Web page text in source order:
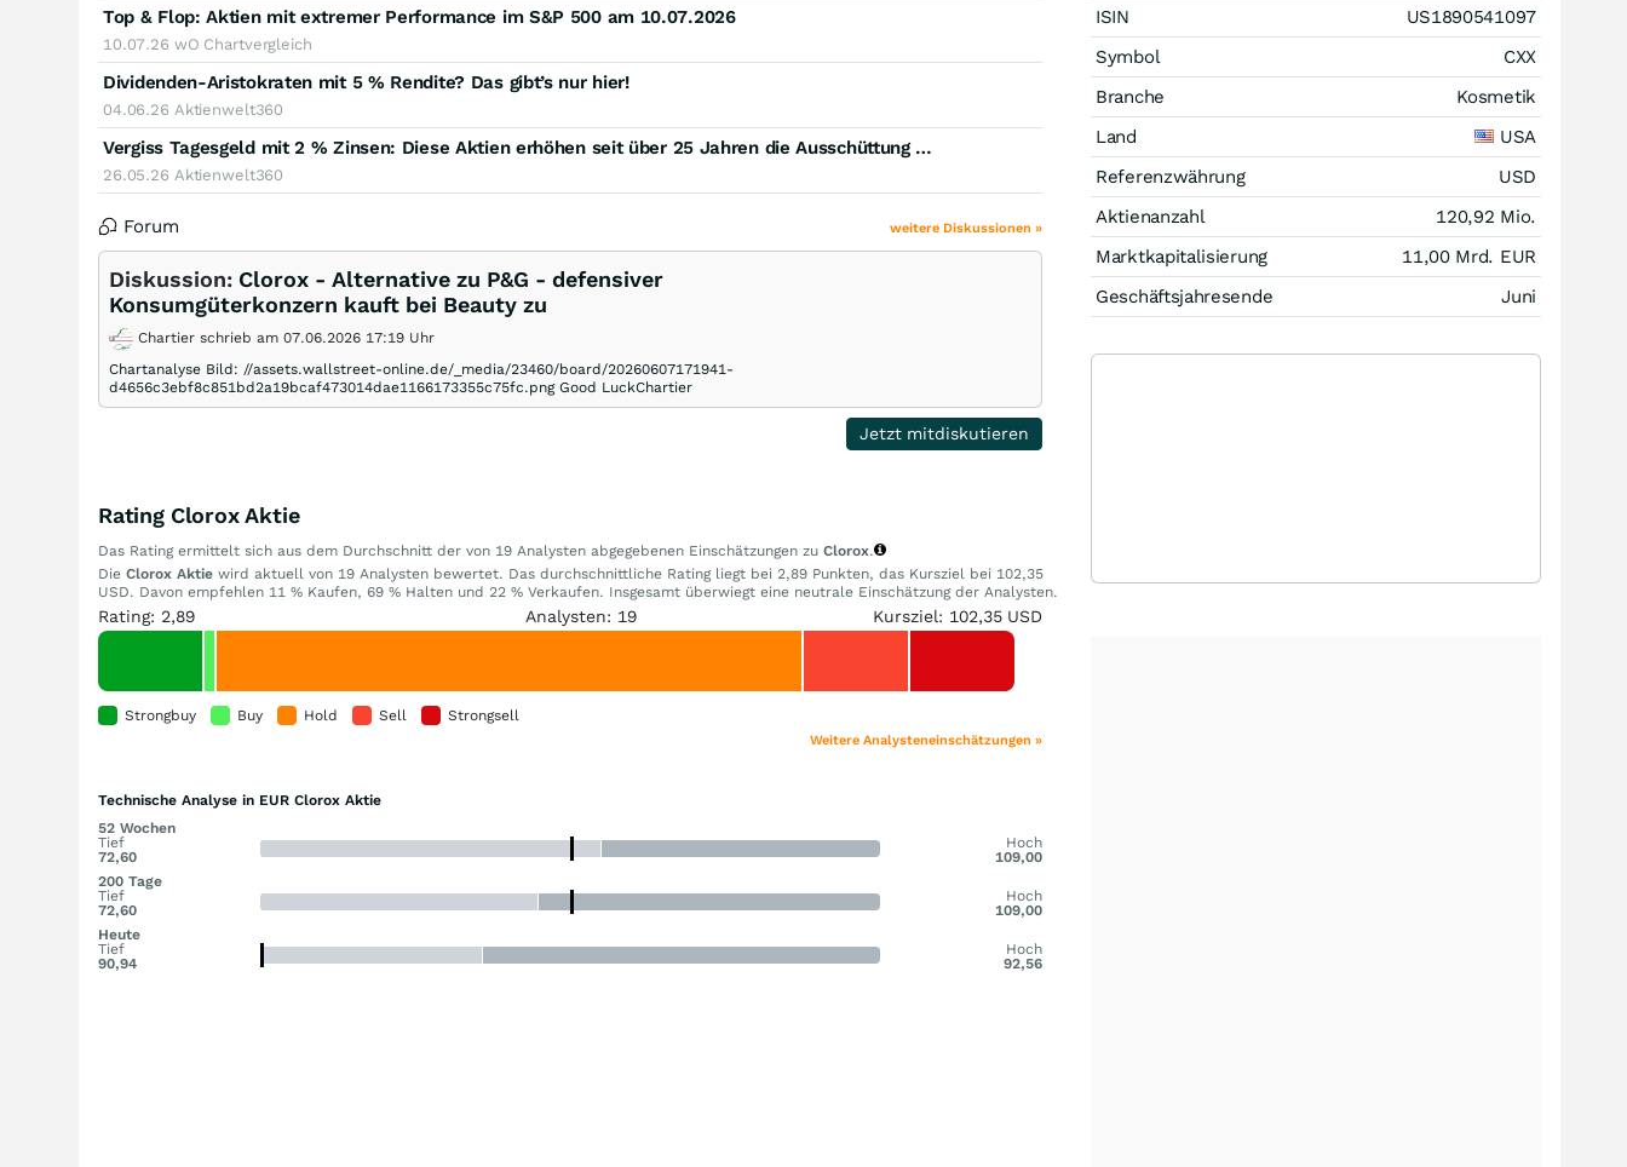
Top & Flop: Aktien mit extremer Performance im S&P 500 am 10.07.2026
10.07.26 wO Chartvergleich
Dividenden-Aristokraten mit 5 % Rendite? Das gibt’s nur hier!
04.06.26 Aktienwelt360
Vergiss Tagesgeld mit 2 % Zinsen: Diese Aktien erhöhen seit über 25 Jahren die Ausschüttung und bieten mehr als 4 %!
26.05.26 Aktienwelt360
Forum weitere Diskussionen »
Diskussion: Clorox - Alternative zu P&G - defensiver
Konsumgüterkonzern kauft bei Beauty zu
Chartier schrieb am 07.06.2026 17:19 Uhr
Chartanalyse Bild: //assets.wallstreet-online.de/_media/23460/board/20260607171941-
d4656c3ebf8c851bd2a19bcaf473014dae1166173355c75fc.png Good LuckChartier
Jetzt mitdiskutieren
Rating Clorox Aktie
Das Rating ermittelt sich aus dem Durchschnitt der von 19 Analysten abgegebenen Einschätzungen zu Clorox.
Die Clorox Aktie wird aktuell von 19 Analysten bewertet. Das durchschnittliche Rating liegt bei 2,89 Punkten, das Kursziel bei 102,35
USD. Davon empfehlen 11 % Kaufen, 69 % Halten und 22 % Verkaufen. Insgesamt überwiegt eine neutrale Einschätzung der Analysten.
Rating: 2,89 Analysten: 19 Kursziel: 102,35 USD
Strongbuy Buy Hold Sell Strongsell
Weitere Analysteneinschätzungen »
Technische Analyse in EUR Clorox Aktie
52 Wochen
Tief
72,60
Hoch
109,00
200 Tage
Tief
72,60
Hoch
109,00
Heute
Tief
90,94
Hoch
92,56
ISIN
US1890541097
Symbol
CXX
Branche
Kosmetik
Land
USA
Referenzwährung
USD
Aktienanzahl
120,92 Mio.
Marktkapitalisierung
11,00 Mrd. EUR
Geschäftsjahresende
Juni